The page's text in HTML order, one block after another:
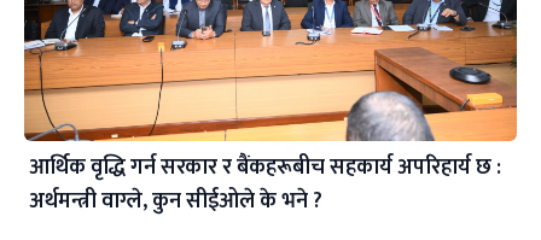
आर्थिक वृद्धि गर्न सरकार र बैंकहरूबीच सहकार्य अपरिहार्य छ :
अर्थमन्त्री वाग्ले, कुन सीईओले के भने ?